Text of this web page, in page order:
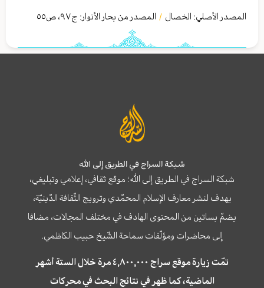
المصدر الأصلي: الخصال / المصدر من بحار الأنوار: ج٩٧، ص٥٥
شبكة السراج في الطريق إلى الله
شبكة السراج في الطريق إلى الله؛ موقع ثقافي، إعلامي وتبليغي،
يهدف لنشر معارف الإسلام المحمّدي وترويج الثّقافة الدّينيّة،
يضمّ بساتين من المحتوى الهادف في مختلف المجالات، مضافا
إلى محاضرات ومؤلّفات سماحة الشّيخ حبيب الكاظمي.
تمّت زيارة موقع سراج ٤,٨٠٠,٠٠٠ مرة خلال الستة أشهر
الماضية، كما ظهر في نتائج البحث في محركات